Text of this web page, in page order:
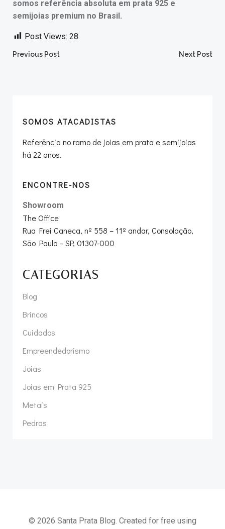
somos referência absoluta em prata 925 e
semijoias premium no Brasil.
Post Views: 28
Post
Previous Post Next Post
SOMOS ATACADISTAS
Referência no ramo de joias em prata e semijoias
há 22 anos.
ENCONTRE-NOS
Showroom
The Office
Rua Frei Caneca, nº 558 – 11º andar, Consolação,
São Paulo – SP, 01307-000
CATEGORIAS
Blog
Brincos
Cuidados
Empreendedorismo
Joias
Joias em Prata 925
Metais
Pedras
© 2026 Santa Prata Blog. Created for free using